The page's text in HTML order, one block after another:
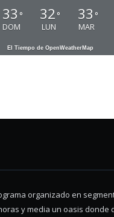
33 °
DOM
32 °
LUN
33 °
MAR
El Tiempo de OpenWeatherMap
organizado en
y media un oasis donde